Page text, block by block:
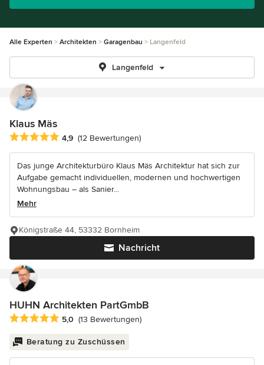
Alle Experten Architekten Garagenbau Langenfeld
Langenfeld
Klaus Mäs
Durchschnittliche Bewertung: 4.9 von 5 Sternen
4,9 (12 Bewertungen)
Das junge Architekturbüro Klaus Mäs Architektur hat sich zur
Aufgabe gemacht individuellen, modernen und hochwertigen
Wohnungsbau – als Sanier...
Mehr
Nachricht
Königstraße 44, 53332 Bornheim
HUHN Architekten PartGmbB
Durchschnittliche Bewertung: 5 von 5 Sternen
5,0 (13 Bewertungen)
Beratung zu Zuschüssen